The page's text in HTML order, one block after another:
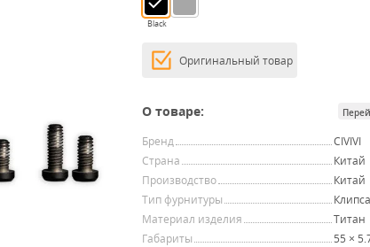
Black
Оригинальный товар
О товаре:
Бренд
CIVIVI
Страна
Китай
Производство
Китай
Тип фурнитуры
Клипса
Материал изделия
Титан
Габариты
55 ×